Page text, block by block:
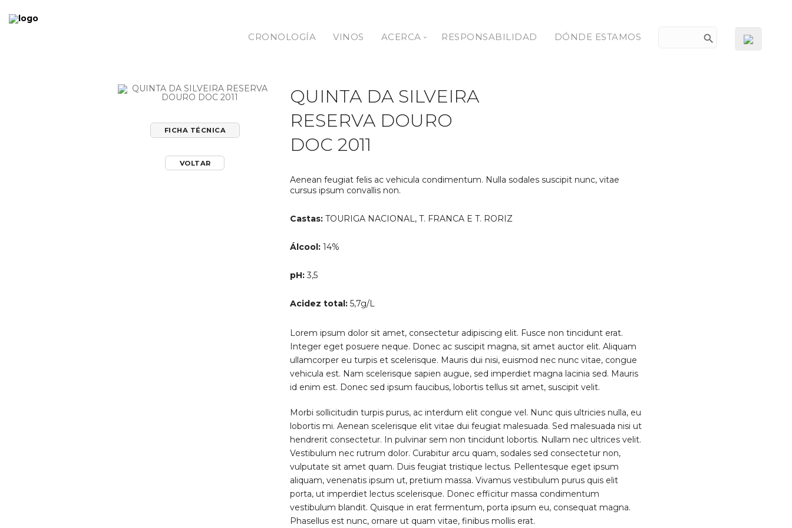
CRONOLOGÍA VINOS ACERCA
El Duero
Equipo
RESPONSABILIDAD DÓNDE ESTAMOS search
FICHA TÉCNICA
VOLTAR
QUINTA DA SILVEIRA
RESERVA DOURO
DOC 2011
Aenean feugiat felis ac vehicula condimentum. Nulla sodales suscipit nunc, vitae
cursus ipsum convallis non.
Castas: TOURIGA NACIONAL, T. FRANCA E T. RORIZ
Álcool: 14%
pH:3,5
Acidez total: 5,7g/L
Lorem ipsum dolor sit amet, consectetur adipiscing elit. Fusce non tincidunt erat.
Integer eget posuere neque. Donec ac suscipit magna, sit amet auctor elit. Aliquam
ullamcorper eu turpis et scelerisque. Mauris dui nisi, euismod nec nunc vitae, congue
vehicula est. Nam scelerisque sapien augue, sed imperdiet magna lacinia sed. Mauris
id enim est. Donec sed ipsum faucibus, lobortis tellus sit amet, suscipit velit.
Morbi sollicitudin turpis purus, ac interdum elit congue vel. Nunc quis ultricies nulla, eu
lobortis mi. Aenean scelerisque elit vitae dui feugiat malesuada. Sed malesuada nisi ut
hendrerit consectetur. In pulvinar sem non tincidunt lobortis. Nullam nec ultrices velit.
Vestibulum nec rutrum dolor. Curabitur arcu quam, sodales sed consectetur non,
vulputate sit amet quam. Duis feugiat tristique lectus. Pellentesque eget ipsum
aliquam, venenatis ipsum ut, pretium massa. Vivamus vestibulum purus quis elit
porta, ut imperdiet lectus scelerisque. Donec efficitur massa condimentum
vestibulum blandit. Quisque in erat fermentum, porta ipsum eu, consequat magna.
Phasellus est nunc, ornare ut quam vitae, finibus mollis erat.